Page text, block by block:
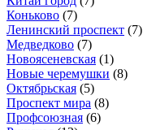
Коньково (7)
Ленинский проспект (7)
Медведково (7)
Новоясеневская (1)
Новые черемушки (8)
Октябрьская (5)
Проспект мира (8)
Профсоюзная (6)